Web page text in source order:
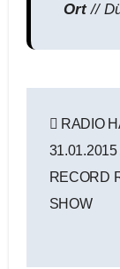
Ort//
RADIO
RECORD
SHOW